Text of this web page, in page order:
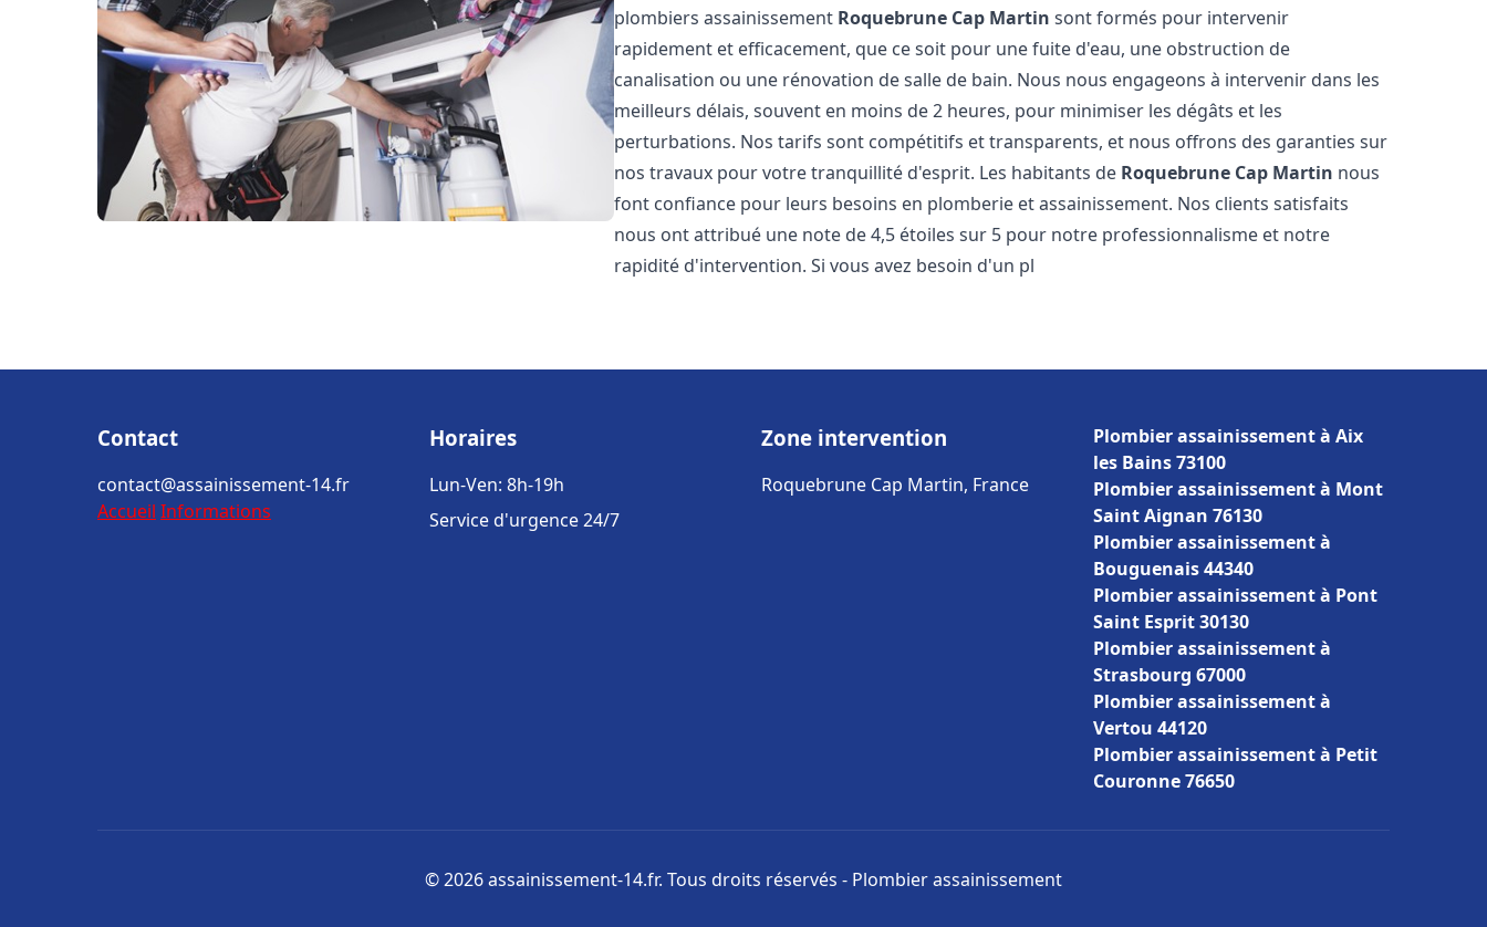
plombiers assainissement Roquebrune Cap Martin sont formés pour intervenir
rapidement et efficacement, que ce soit pour une fuite d'eau, une obstruction de
canalisation ou une rénovation de salle de bain. Nous nous engageons à intervenir dans les
meilleurs délais, souvent en moins de 2 heures, pour minimiser les dégâts et les
perturbations. Nos tarifs sont compétitifs et transparents, et nous offrons des garanties sur
nos travaux pour votre tranquillité d'esprit. Les habitants de Roquebrune Cap Martin nous
font confiance pour leurs besoins en plomberie et assainissement. Nos clients satisfaits
nous ont attribué une note de 4,5 étoiles sur 5 pour notre professionnalisme et notre
rapidité d'intervention. Si vous avez besoin d'un pl
Contact
contact@assainissement-14.fr
Accueil Informations
Horaires
Lun-Ven: 8h-19h
Service d'urgence 24/7
Zone intervention
Roquebrune Cap Martin, France
Plombier assainissement à Aix
les Bains 73100
Plombier assainissement à Mont
Saint Aignan 76130
Plombier assainissement à
Bouguenais 44340
Plombier assainissement à Pont
Saint Esprit 30130
Plombier assainissement à
Strasbourg 67000
Plombier assainissement à
Vertou 44120
Plombier assainissement à Petit
Couronne 76650
© 2026 assainissement-14.fr. Tous droits réservés - Plombier assainissement